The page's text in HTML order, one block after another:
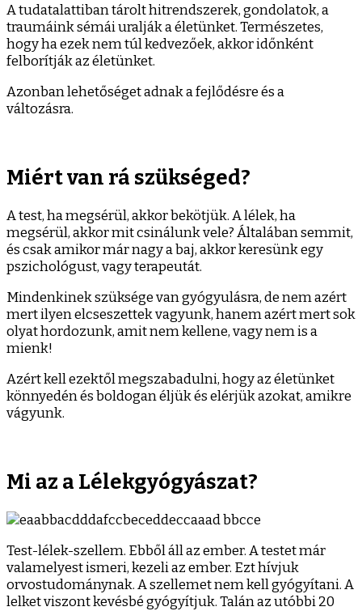
A tudatalattiban tárolt hitrendszerek, gondolatok, a
traumáink sémái uralják a életünket. Természetes,
hogy ha ezek nem túl kedvezőek, akkor időnként
felborítják az életünket.
Azonban lehetőséget adnak a fejlődésre és a
változásra.
Miért van rá szükséged?
A test, ha megsérül, akkor bekötjük. A lélek, ha
megsérül, akkor mit csinálunk vele? Általában semmit,
és csak amikor már nagy a baj, akkor keresünk egy
pszichológust, vagy terapeutát.
Mindenkinek szüksége van gyógyulásra, de nem azért
mert ilyen elcseszettek vagyunk, hanem azért mert sok
olyat hordozunk, amit nem kellene, vagy nem is a
mienk!
Azért kell ezektől megszabadulni, hogy az életünket
könnyedén és boldogan éljük és elérjük azokat, amikre
vágyunk.
Mi az a Lélekgyógyászat?
Test-lélek-szellem. Ebből áll az ember. A testet már
valamelyest ismeri, kezeli az ember. Ezt hívjuk
orvostudománynak. A szellemet nem kell gyógyítani. A
lelket viszont kevésbé gyógyítjuk. Talán az utóbbi 20